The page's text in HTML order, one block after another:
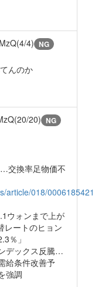
4) NG
んのか
20) NG
交換率足物価不
article/018/0006185421
ウォンまで上が
レートのヒョン
％」
デックス反騰…
給条件改善予
強調